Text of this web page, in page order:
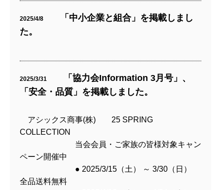
2025/4/8
「中小企業と組合」を掲載しまし
た。
2025/3/31
「協力会Information 3月号」、
「安全・品質」を掲載しました。
アシックス商事(株) 25 SPRING
COLLECTION
当会会員・ご家族の皆様対象キャン
ペーン開催中
● 2025/3/15（土） ～ 3/30（日）
全品送料無料